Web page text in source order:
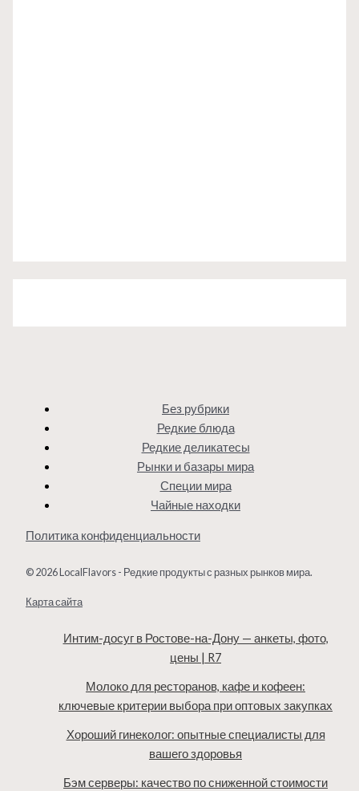
Без рубрики
Редкие блюда
Редкие деликатесы
Рынки и базары мира
Специи мира
Чайные находки
Политика конфиденциальности
© 2026 LocalFlavors - Редкие продукты с разных рынков мира.
Карта сайта
Интим-досуг в Ростове-на-Дону — анкеты, фото,
цены | R7
Молоко для ресторанов, кафе и кофеен:
ключевые критерии выбора при оптовых закупках
Хороший гинеколог: опытные специалисты для
вашего здоровья
Бэм серверы: качество по сниженной стоимости